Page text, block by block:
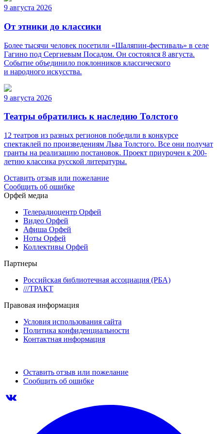
9 августа 2026
От этники до классики
Более тысячи человек посетили «Шаляпин-фестиваль» в селе
Гагино под Сергиевым Посадом. Он состоялся 8 августа.
Событие объединило поклонников классического
и народного искусства.
9 августа 2026
Театры обратились к наследию Толстого
12 театров из разных регионов победили в конкурсе
спектаклей по произведениям Льва Толстого. Все они получат
гранты на реализацию постановок. Проект приурочен к 200-
летию классика русской литературы.
Оставить отзыв или пожелание
Сообщить об ошибке
Орфей медиа
Телерадиоцентр Орфей
Видео Орфей
Афиша Орфей
Ноты Орфей
Коллективы Орфей
Партнеры
Российская библиотечная ассоциация (РБА)
///ТРАКТ
Правовая информация
Условия использования сайта
Политика конфиденциальности
Контактная информация
Оставить отзыв или пожелание
Сообщить об ошибке